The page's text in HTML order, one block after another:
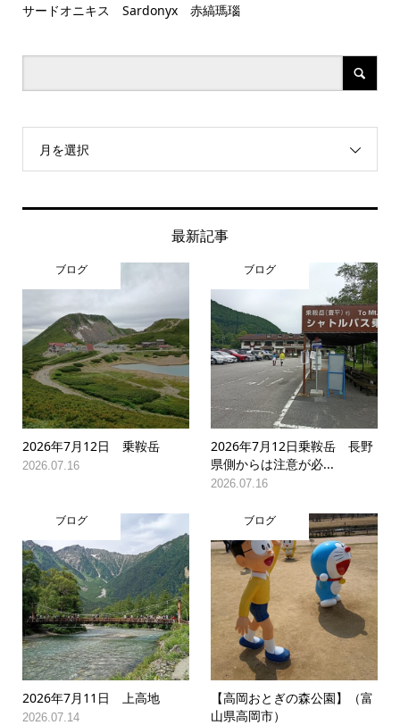
サードオニキス Sardonyx 赤縞瑪瑙
月を選択
最新記事
ブログ
2026年7月12日 乗鞍岳
2026.07.16
ブログ
2026年7月12日乗鞍岳 長野
県側からは注意が必...
2026.07.16
ブログ
2026年7月11日 上高地
2026.07.14
ブログ
【高岡おとぎの森公園】（富
山県高岡市）